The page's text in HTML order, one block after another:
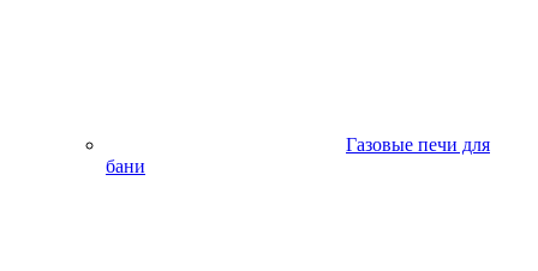
Газовые печи для
бани